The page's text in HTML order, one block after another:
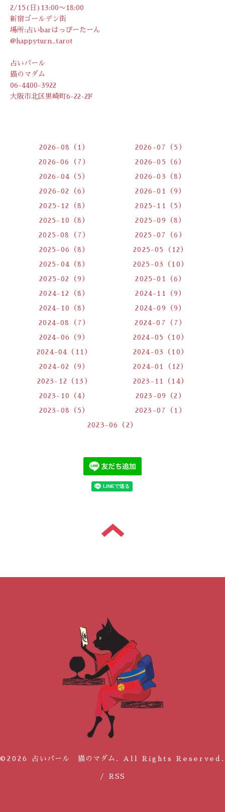
2/15(日)13:00〜18:00
新宿ゴールデン街
場所:占いbarはっぴーたーん
@happyturn_tarot
占いバール
猫のマダム
06-4400-3922
大阪市北区黒崎町6-22-2F
2026-08（1） 2026-07（5）
2026-06（7） 2026-05（6）
2026-04（5） 2026-03（8）
2026-02（6） 2026-01（9）
2025-12（8） 2025-11（5）
2025-10（8） 2025-09（8）
2025-08（7） 2025-07（6）
2025-06（8） 2025-05（12）
2025-04（8） 2025-03（10）
2025-02（9） 2025-01（6）
2024-12（8） 2024-11（9）
2024-10（8） 2024-09（9）
2024-08（7） 2024-07（7）
2024-06（9） 2024-05（10）
2024-04（11） 2024-03（10）
2024-02（9） 2024-01（12）
2023-12（13） 2023-11（14）
2023-10（4） 2023-09（2）
2023-08（5） 2023-07（1）
2023-06（2）
©2026 占いバール 猫のマダム . All Rights Reserved.
/ RSS